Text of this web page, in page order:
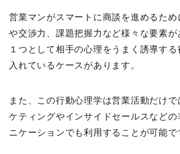
営業マンがスマートに商談を進めるた
や交渉力、課題把握力など様々な要素
１つとして相手の心理をうまく誘導する
入れているケースがあります。
また、この行動心理学は営業活動だけ
ケティングやインサイドセールスなどの
ニケーションでも利用することが可能で